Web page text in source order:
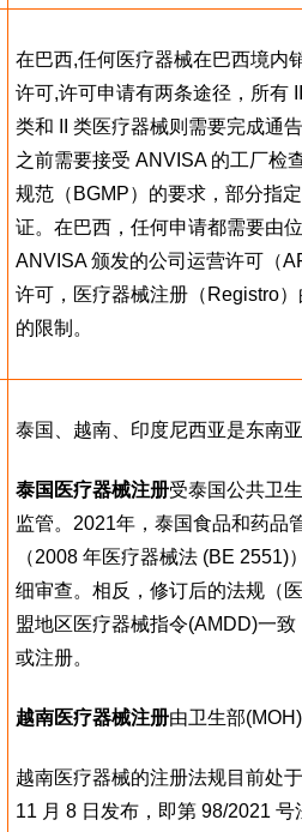
在巴西,任何医疗器械在巴西境内
许可,许可申请有两条途径，所有
类和 II 类医疗器械则需要完成通
之前需要接受 ANVISA 的工厂检
规范（BGMP）的要求，部分指
证。在巴西，任何申请都需要由
ANVISA 颁发的公司运营许可（
许可，医疗器械注册（Registro
的限制。
泰国、越南、印度尼西亚是东南
泰国医疗器械注册受泰国公共卫
监管。2021年，泰国食品和药品
（2008 年医疗器械法 (BE
细审查。相反，修订后的法规（
盟地区医疗器械指令(AMDD)一
或注册。
越南医疗器械注册由卫生部
越南医疗器械的注册法规目前处
11 月 8 日发布，即第 98/2021